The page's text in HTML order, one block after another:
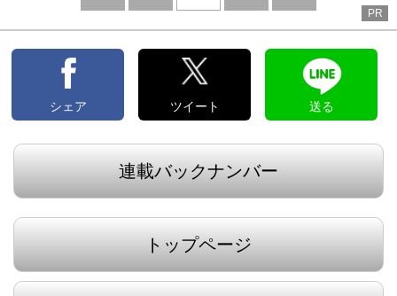
へ
へ
PR
シェア ツイート 送る
連載バックナンバー
トップページ